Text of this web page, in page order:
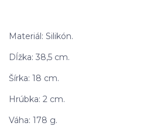
Materiál: Silikón.
Dĺžka: 38,5 cm.
Šírka: 18 cm.
Hrúbka: 2 cm.
Váha: 178 g.